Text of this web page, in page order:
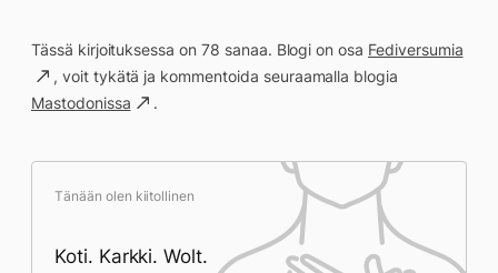
Tässä kirjoituksessa on 78 sanaa. Blogi on osa Fediversumia
, voit tykätä ja kommentoida seuraamalla blogia
Mastodonissa
.
Tänään olen kiitollinen
Koti. Karkki. Wolt.